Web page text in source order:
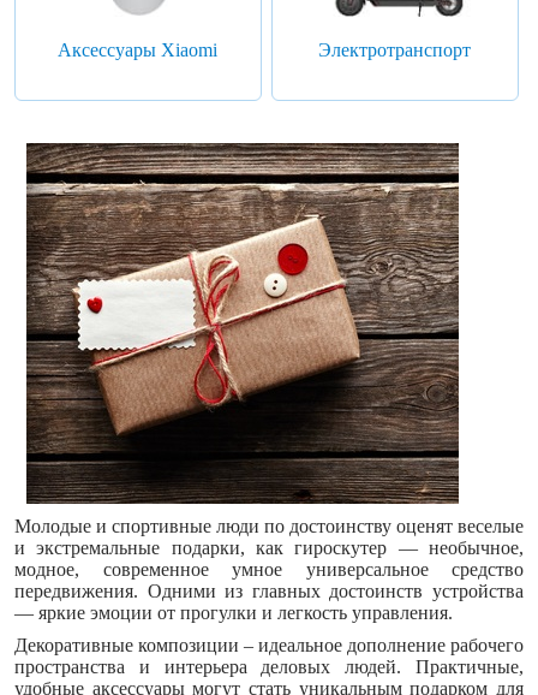
Аксессуары Xiaomi Электротранспорт
Молодые и спортивные люди по достоинству оценят веселые
и экстремальные подарки, как гироскутер — необычное,
модное, современное умное универсальное средство
передвижения. Одними из главных достоинств устройства
— яркие эмоции от прогулки и легкость управления.
Декоративные композиции – идеальное дополнение рабочего
пространства и интерьера деловых людей. Практичные,
удобные аксессуары могут стать уникальным подарком для